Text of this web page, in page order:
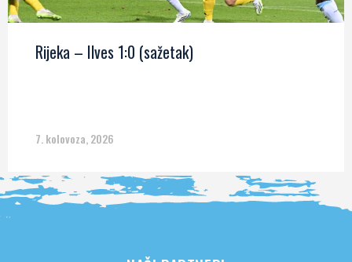
Rijeka – Ilves 1:0 (sažetak)
7. kolovoza, 2026